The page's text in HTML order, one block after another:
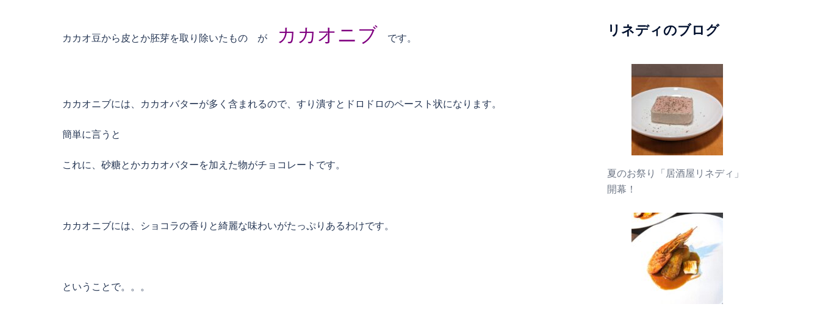
カカオ豆から皮とか胚芽を取り除いたもの が カカオニブ です。
カカオニブには、カカオバターが多く含まれるので、すり潰すとドロドロのペースト状になります。
簡単に言うと
これに、砂糖とかカカオバターを加えた物がチョコレートです。
カカオニブには、ショコラの香りと綺麗な味わいがたっぷりあるわけです。
ということで。。。
リネディのブログ
夏のお祭り「居酒屋リネディ」
開幕！